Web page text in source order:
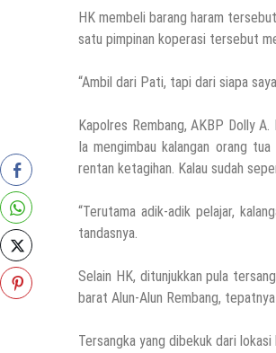
HK membeli barang haram
satu pimpinan koperasi tersebut
“Ambil dari Pati, tapi dari siapa
Kapolres Rembang, AKBP Dolly
Ia mengimbau kalangan orang
rentan ketagihan. Kalau sudah
“Terutama adik-adik pelajar,
tandasnya.
Selain HK, ditunjukkan pula
barat Alun-Alun Rembang,
Tersangka yang dibekuk dari